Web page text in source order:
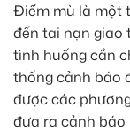
Điểm mù là một
đến tai nạn giao
tình huống cần
thống cảnh báo
được các
đưa ra cảnh